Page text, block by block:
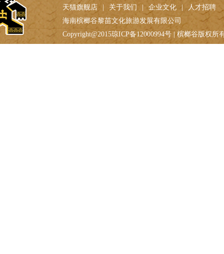
天猫旗舰店
关于我们 企业文化
人才招聘
海南槟榔谷黎苗文化旅游发展有限公司
Copyright@2015琼ICP备12000994号 | 槟榔谷版权所